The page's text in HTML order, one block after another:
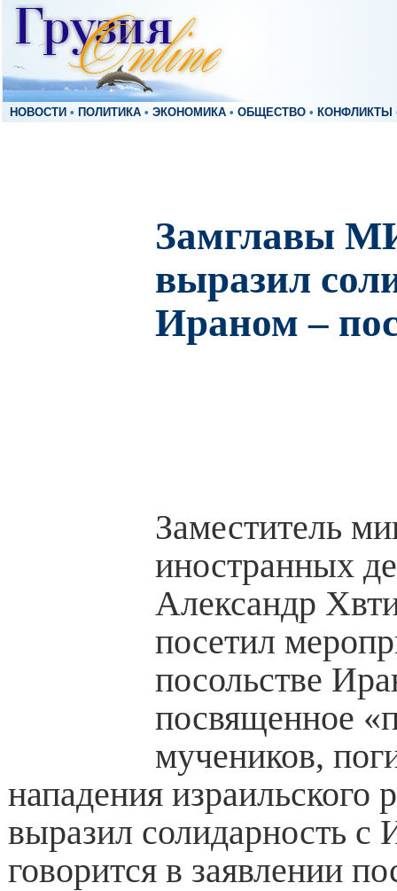
НОВОСТИ • ПОЛИТИКА • ЭКОНОМИКА • ОБЩЕСТВО • КОНФЛИКТЫ
Замглавы
выразил
Ираном –
Заместитель
иностранных
Александр
посетил
посольстве
посвященное
мучеников,
нападения израильского
выразил солидарность с
говорится в заявлении